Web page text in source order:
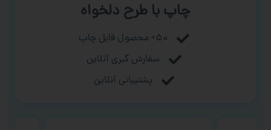
چاپ با طرح دلخواه
۵۰+ محصول قابل چاپ
سفارش گیری آنلاین
پشتیبانی آنلاین